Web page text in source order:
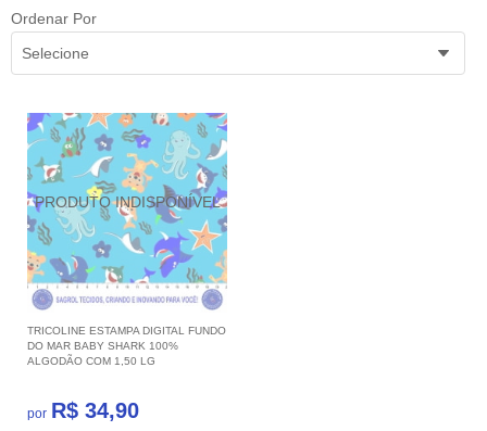
Ordenar Por
Selecione
TRICOLINE ESTAMPA DIGITAL FUNDO
DO MAR BABY SHARK 100%
ALGODÃO COM 1,50 LG
por R$ 34,90